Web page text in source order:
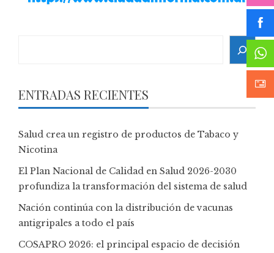
ENTRADAS RECIENTES
Salud crea un registro de productos de Tabaco y
Nicotina
El Plan Nacional de Calidad en Salud 2026-2030
profundiza la transformación del sistema de salud
Nación continúa con la distribución de vacunas
antigripales a todo el país
COSAPRO 2026: el principal espacio de decisión